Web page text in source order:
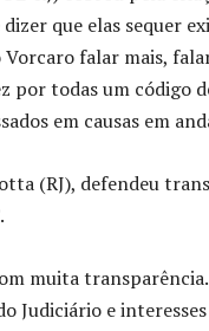
que elas sequer
falar mais,
por todas um código
em causas em
(RJ), defendeu
muita
Judiciário e